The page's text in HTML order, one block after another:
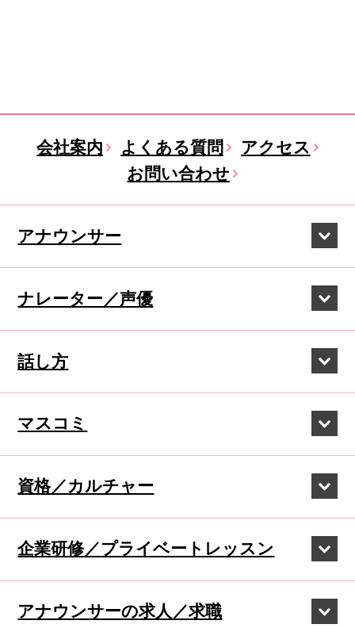
会社案内 よくある質問
アクセス
お問い合わせ
アナウンサー
ナレーター／声優
話し方
マスコミ
資格／カルチャー
企業研修／プライベートレッスン
アナウンサーの求人／求職